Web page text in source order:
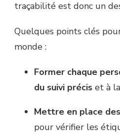
traçabilité est donc un
Quelques points clés
monde :
Former chaque
du suivi précis et à
Mettre en place
pour vérifier les